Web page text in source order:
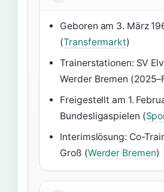
Geboren am 3. März
(Transfermarkt)
Trainerstationen: SV
Werder Bremen
Freigestellt am 1.
Bundesligaspielen (
Interimslösung: Co-
Groß (Werder Bremen)